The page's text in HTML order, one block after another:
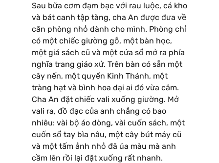
Sau bữa cơm đạm bạc với rau luộc, cá kho
và bát canh tập tàng, cha An được đưa về
căn phòng nhỏ dành cho mình. Phòng chỉ
có một chiếc giường gỗ, một bàn học,
một giá sách cũ và một cửa sổ mở ra phía
nghĩa trang giáo xứ. Trên bàn có sẵn một
cây nến, một quyển Kinh Thánh, một
tràng hạt và bình hoa dại ai đó vừa cắm.
Cha An đặt chiếc vali xuống giường. Mở
vali ra, đồ đạc của anh chẳng có bao
nhiêu: vài bộ áo dòng, vài cuốn sách, một
cuốn sổ tay bìa nâu, một cây bút máy cũ
và một tấm ảnh nhỏ đã úa màu mà anh
cầm lên rồi lại đặt xuống rất nhanh.